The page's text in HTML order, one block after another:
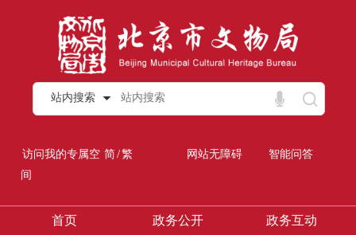
站内搜索
访问我的专属空
间
简/繁 网站无障碍 智能问答
首页 政务公开 政务互动